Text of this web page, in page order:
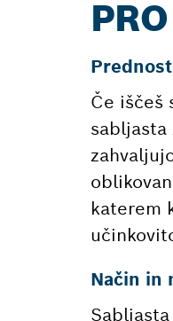
Če iščeš
sabljasta
katerem
Način in